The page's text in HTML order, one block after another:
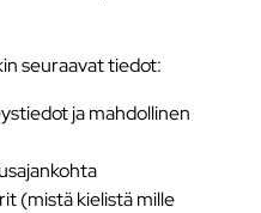
seuraavat tiedot:
ja mahdollinen
(mistä kielistä mille